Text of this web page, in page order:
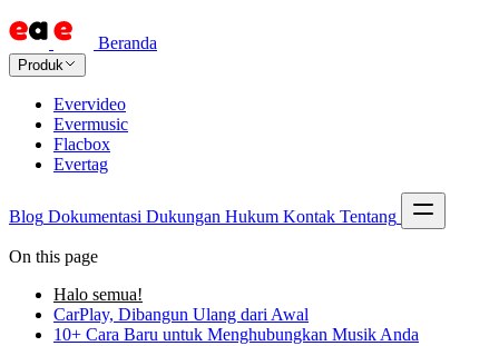
Beranda
Produk
Evervideo
Evermusic
Flacbox
Evertag
Blog Dokumentasi Dukungan Hukum Kontak Tentang
On this page
Halo semua!
CarPlay, Dibangun Ulang dari Awal
10+ Cara Baru untuk Menghubungkan Musik Anda